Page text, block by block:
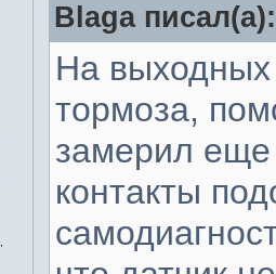
Blaga писал(а):
На
тормоза,
замерил
контакты